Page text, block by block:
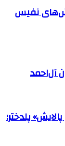
نفیس
آل‌احمد
پلدختر؛